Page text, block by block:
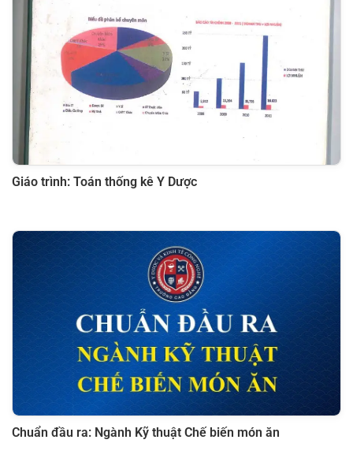
Giáo trình: Toán thống kê Y Dược
Chuẩn đầu ra: Ngành Kỹ thuật Chế biến món ăn